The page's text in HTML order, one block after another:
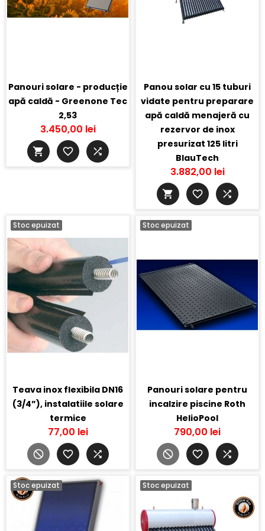
Panouri solare - producție
apă caldă - Greenone Tec
2,53
3.450,00 lei
Panou solar cu 15 tuburi
vidate pentru preparare
apă caldă menajeră cu
rezervor de inox
presurizat 125 litri
BlauTech
3.882,00 lei
Stoc epuizat
Teava inox flexibila DN16
(3/4”), instalatiile solare
termice
77,00 lei
Stoc epuizat
Panouri solare pentru
incalzire piscine Roth
HelioPool
790,00 lei
Stoc epuizat Stoc epuizat